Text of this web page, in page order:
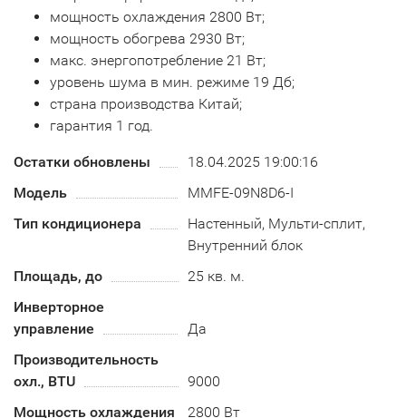
мощность охлаждения 2800 Вт;
мощность обогрева 2930 Вт;
макс. энергопотребление 21 Вт;
уровень шума в мин. режиме 19 Дб;
страна производства Китай;
гарантия 1 год.
Остатки обновлены
18.04.2025 19:00:16
Модель
MMFE-09N8D6-I
Тип кондиционера
Настенный, Мульти-сплит,
Внутренний блок
Площадь, до
25 кв. м.
Инверторное
управление
Да
Производительность
охл., BTU
9000
Мощность охлаждения
2800 Вт